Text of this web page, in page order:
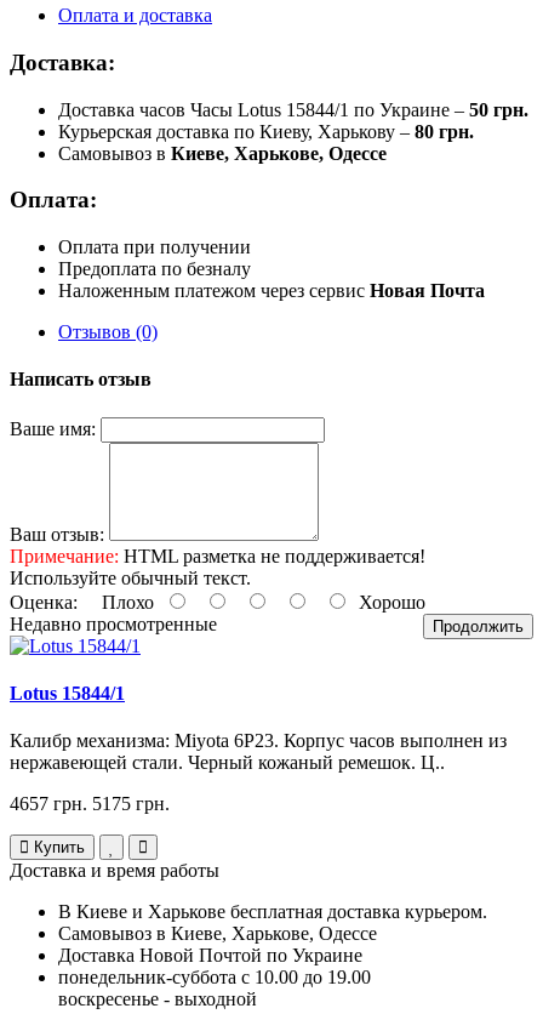
Оплата и доставка
Доставка:
Доставка часов Часы Lotus 15844/1 по Украине – 50 грн.
Курьерская доставка по Киеву, Харькову – 80 грн.
Самовывоз в Киеве, Харькове, Одессе
Оплата:
Оплата при получении
Предоплата по безналу
Наложенным платежом через сервис Новая Почта
Отзывов (0)
Написать отзыв
Ваше имя:
Ваш отзыв:
Примечание: HTML разметка не поддерживается!
Используйте обычный текст.
Оценка: Плохо Хорошо
Продолжить
Недавно просмотренные
Lotus 15844/1
Калибр механизма: Miyota 6P23. Корпус часов выполнен из
нержавеющей стали. Черный кожаный ремешок. Ц..
4657 грн. 5175 грн.
Купить
Доставка и время работы
В Киеве и Харькове бесплатная доставка курьером.
Самовывоз в Киеве, Харькове, Одессе
Доставка Новой Почтой по Украине
понедельник-суббота с 10.00 до 19.00
воскресенье - выходной